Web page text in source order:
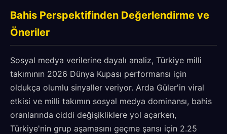
Bahis Perspektifinden Değerlendirme ve
Öneriler
Sosyal medya verilerine dayalı analiz, Türkiye milli
takımının 2026 Dünya Kupası performansı için
oldukça olumlu sinyaller veriyor. Arda Güler'in viral
etkisi ve milli takımın sosyal medya dominansı, bahis
oranlarında ciddi değişikliklere yol açarken,
Türkiye'nin grup aşamasını geçme şansı için 2.25